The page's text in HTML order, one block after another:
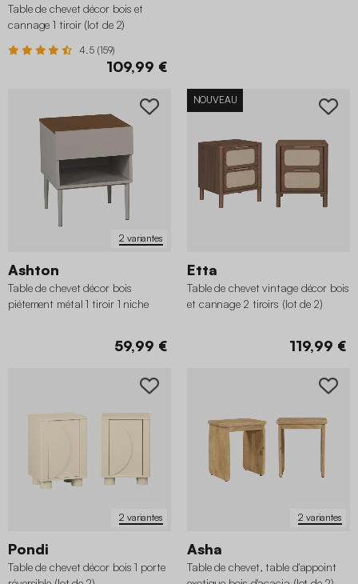
Table de chevet décor bois et
cannage 1 tiroir (lot de 2)
4.5 (159)
109,99 €
2 variantes
Ashton
Table de chevet décor bois
piétement métal 1 tiroir 1 niche
59,99 €
NOUVEAU
Etta
Table de chevet vintage décor bois
et cannage 2 tiroirs (lot de 2)
119,99 €
2 variantes
Pondi
Table de chevet décor bois 1 porte
2 variantes
Asha
Table de chevet, table d'appoint